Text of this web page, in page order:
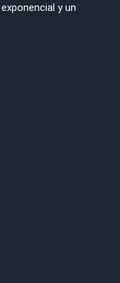
y un